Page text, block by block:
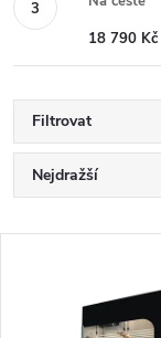
18 790 Kč
Filtrovat
Ř
a
Nejdražší
Abecedně